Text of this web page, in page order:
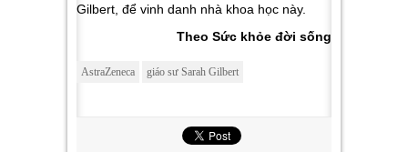
Gilbert, để vinh danh nhà khoa học này.
Theo Sức khỏe đời sống
AstraZeneca giáo sư Sarah Gilbert